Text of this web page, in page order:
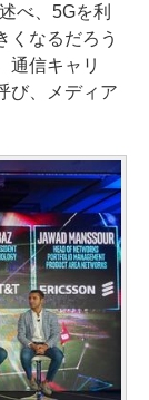
べ、5Gを利
くなるだろう
通信キャリ
び、メディア